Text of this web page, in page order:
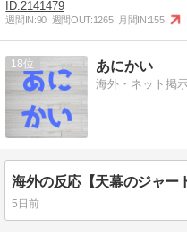
2141479
週間IN:90 週間OUT:1265 月間IN:155
18 あにかい
海外・ネット掲
5日前